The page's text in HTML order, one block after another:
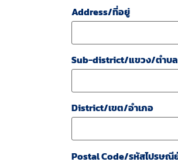
Address/ที่อยู่
Sub-district/แขวง/ตำบ
District/เขต/อำเภอ
Postal Code/รหัสไปรษณี